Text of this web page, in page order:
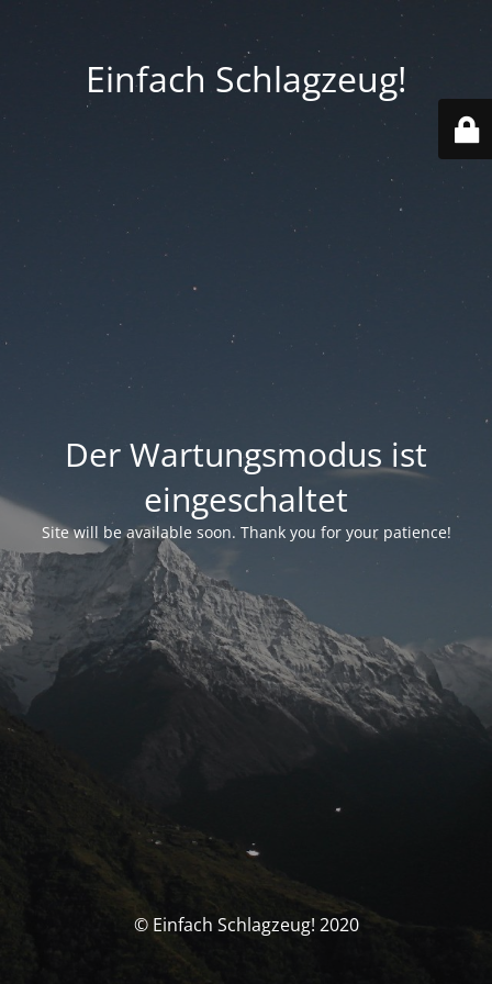
Einfach Schlagzeug!
Der Wartungsmodus ist
eingeschaltet
Site will be available soon. Thank you for your patience!
© Einfach Schlagzeug! 2020